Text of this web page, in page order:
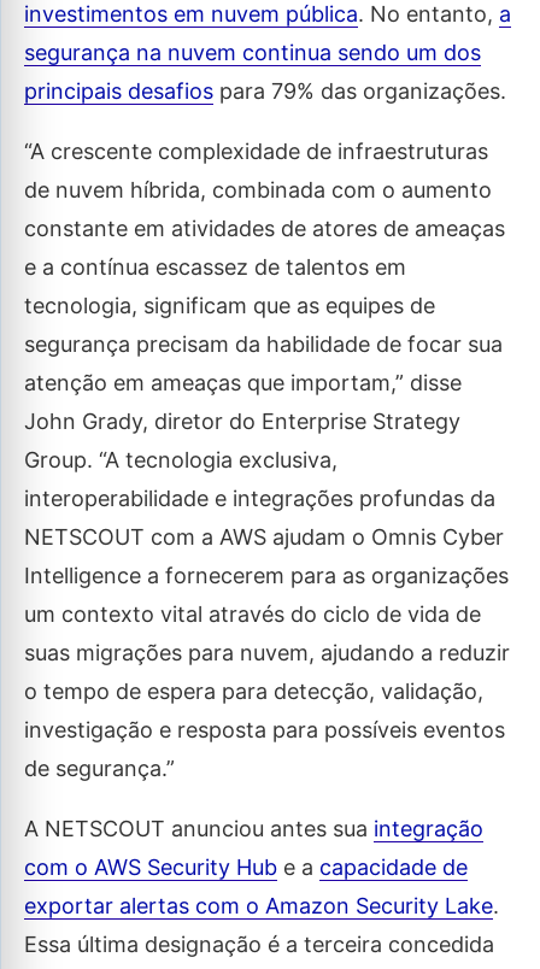
investimentos em nuvem pública. No entanto, a
segurança na nuvem continua sendo um dos
principais desafios para 79% das organizações.
“A crescente complexidade de infraestruturas
de nuvem híbrida, combinada com o aumento
constante em atividades de atores de ameaças
e a contínua escassez de talentos em
tecnologia, significam que as equipes de
segurança precisam da habilidade de focar sua
atenção em ameaças que importam,” disse
John Grady, diretor do Enterprise Strategy
Group. “A tecnologia exclusiva,
interoperabilidade e integrações profundas da
NETSCOUT com a AWS ajudam o Omnis Cyber
Intelligence a fornecerem para as organizações
um contexto vital através do ciclo de vida de
suas migrações para nuvem, ajudando a reduzir
o tempo de espera para detecção, validação,
investigação e resposta para possíveis eventos
de segurança.”
A NETSCOUT anunciou antes sua integração
com o AWS Security Hub e a capacidade de
exportar alertas com o Amazon Security Lake.
Essa última designação é a terceira concedida